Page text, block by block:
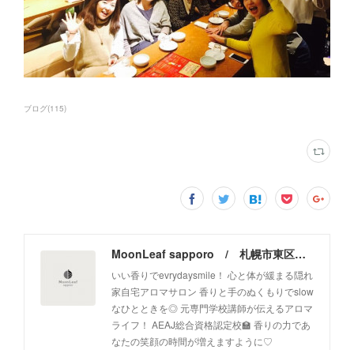
ブログ(115)
MoonLeaf sapporo / 札幌市東区の100種類以上の香りが楽しめるアロマスクール＆トリートメントサロン
いい香りでevrydaysmile！ 心と体が緩まる隠れ
家自宅アロマサロン 香りと手のぬくもりでslow
なひとときを◎ 元専門学校講師が伝えるアロマ
ライフ！ AEAJ総合資格認定校🏫 香りの力であ
なたの笑顔の時間が増えますように♡